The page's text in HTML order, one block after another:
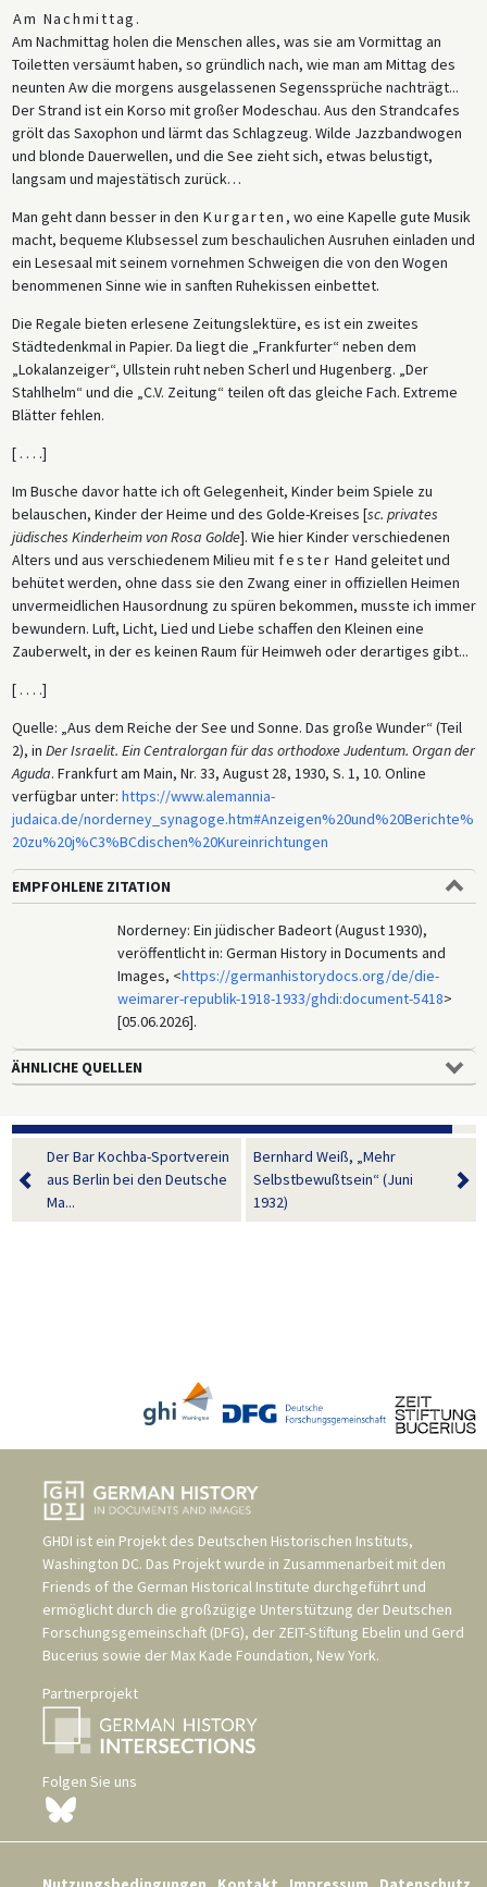
Am Nachmittag .
Am Nachmittag holen die Menschen alles, was sie am Vormittag an
Toiletten versäumt haben, so gründlich nach, wie man am Mittag des
neunten Aw die morgens ausgelassenen Segenssprüche nachträgt...
Der Strand ist ein Korso mit großer Modeschau. Aus den Strandcafes
grölt das Saxophon und lärmt das Schlagzeug. Wilde Jazzbandwogen
und blonde Dauerwellen, und die See zieht sich, etwas belustigt,
langsam und majestätisch zurück…
Man geht dann besser in den Kurgarten , wo eine Kapelle gute Musik
macht, bequeme Klubsessel zum beschaulichen Ausruhen einladen und
ein Lesesaal mit seinem vornehmen Schweigen die von den Wogen
benommenen Sinne wie in sanften Ruhekissen einbettet.
Die Regale bieten erlesene Zeitungslektüre, es ist ein zweites
Städtedenkmal in Papier. Da liegt die „Frankfurter“ neben dem
„Lokalanzeiger“, Ullstein ruht neben Scherl und Hugenberg. „Der
Stahlhelm“ und die „C.V. Zeitung“ teilen oft das gleiche Fach. Extreme
Blätter fehlen.
[ . . . .]
Im Busche davor hatte ich oft Gelegenheit, Kinder beim Spiele zu
belauschen, Kinder der Heime und des Golde-Kreises [sc. privates
jüdisches Kinderheim von Rosa Golde]. Wie hier Kinder verschiedenen
Alters und aus verschiedenem Milieu mit fester Hand geleitet und
behütet werden, ohne dass sie den Zwang einer in offiziellen Heimen
unvermeidlichen Hausordnung zu spüren bekommen, musste ich immer
bewundern. Luft, Licht, Lied und Liebe schaffen den Kleinen eine
Zauberwelt, in der es keinen Raum für Heimweh oder derartiges gibt...
[ . . . .]
Quelle: „Aus dem Reiche der See und Sonne. Das große Wunder“ (Teil
2), in Der Israelit. Ein Centralorgan für das orthodoxe Judentum. Organ der
Aguda. Frankfurt am Main, Nr. 33, August 28, 1930, S. 1, 10. Online
verfügbar unter: https://www.alemannia-
judaica.de/norderney_synagoge.htm#Anzeigen%20und%20Berichte%
20zu%20j%C3%BCdischen%20Kureinrichtungen
EMPFOHLENE ZITATION
Norderney: Ein jüdischer Badeort (August 1930),
veröffentlicht in: German History in Documents and
Images, <https://germanhistorydocs.org/de/die-
weimarer-republik-1918-1933/ghdi:document-5418>
[05.06.2026].
ÄHNLICHE QUELLEN
Der Bar Kochba-Sportverein
aus Berlin bei den Deutsche
Ma...
Bernhard Weiß, „Mehr
Selbstbewußtsein“ (Juni
1932)
GHDI ist ein Projekt des Deutschen Historischen Instituts,
Washington DC. Das Projekt wurde in Zusammenarbeit mit den
Friends of the German Historical Institute durchgeführt und
ermöglicht durch die großzügige Unterstützung der Deutschen
Forschungsgemeinschaft (DFG), der ZEIT-Stiftung Ebelin und Gerd
Bucerius sowie der Max Kade Foundation, New York.
Partnerprojekt
Folgen Sie uns